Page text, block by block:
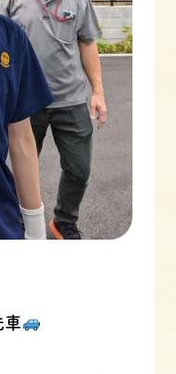
車